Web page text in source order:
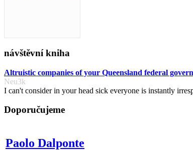
návštěvní kniha
Altruistic companies of your Queensland federal
Neu3k
I can't consider in your head sick everyone is instantly
Doporučujeme
Paolo Dalponte